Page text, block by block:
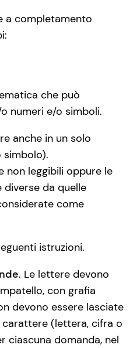
a completamento
che può
numeri e/o simboli.
anche in un solo
non leggibili oppure le
da quelle
come
istruzioni.
. Le lettere devono
con grafia
devono essere lasciate
(lettera, cifra o
ciascuna domanda, nel